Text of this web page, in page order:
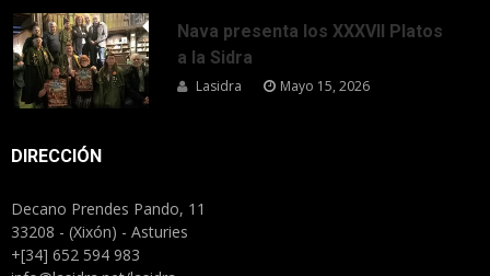
Nava presenta los XXXVII Platos
a la Sidra
Lasidra Mayo 15, 2026
DIRECCIÓN
Decano Prendes Pando, 11
33208 - (Xixón) - Asturies
+[34] 652 594 983